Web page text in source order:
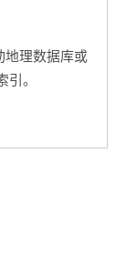
地理数据库或
。